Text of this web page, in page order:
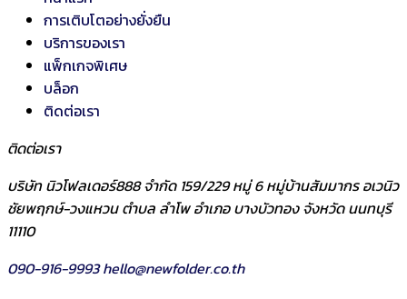
การเติบโตอย่างยั่งยืน
บริการของเรา
แพ็กเกจพิเศษ
บล็อก
ติดต่อเรา
ติดต่อเรา
บริษัท นิวโฟลเดอร์888 จำกัด 159/229 หมู่ 6 หมู่บ้านสัมมากร อเวนิว
ชัยพฤกษ์-วงแหวน ตำบล ลำโพ อำเภอ บางบัวทอง จังหวัด นนทบุรี
11110
090-916-9993hello@newfolder.co.th